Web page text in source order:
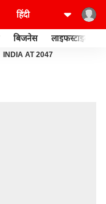
बिजनेस लाइफस्टाइल
INDIA AT 2047